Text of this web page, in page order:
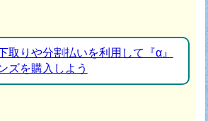
取りや分割払いを利用して『α』
ズを購入しよう